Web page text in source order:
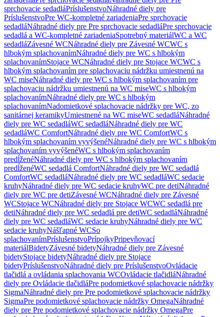
sprchovacie sedadláPríslušenstvoNáhradné diely pre
PríslušenstvoPre WC-kompletné zariadeniaPre sprchovacie
sedadláNáhradné diely pre Pre sprchovacie sedadláPre sprchovacie
sedadlá a WC-kompletné zariadeniaSpotrebný materiálWC a WC
sedadláZávesné WCNáhradné diely pre Závesné WCWC s
hlbokým splachovanímNáhradné diely pre WC s hlbokým
splachovanímStojace WCNáhradné diely pre Stojace WCWC s
hlbokým splachovaním pre splachovaciu nádržku umiestnenú na
WC miseNáhradné diely pre WC s hlbokým splachovaním pre
splachovaciu nádržku umiestnenú na WC miseWC s hlbokým
splachovanímNáhradné diely pre WC s hlbokým
splachovanímNadomietkové splachovacie nádržky pre WC, zo
sanitárnej keramikyUmiestnené na WC miseWC sedadláNáhradné
diely pre WC sedadláWC sedadláNáhradné diely pre WC
sedadláWC ComfortNáhradné diely pre WC ComfortWC s
hlbokým splachovaním vyvýšenéNáhradné diely pre WC s hlbokým
splachovaním vyvýšenéWC s hlbokým splachovaním
predĺženéNáhradné diely pre WC s hlbokým splachovaním
predĺženéWC sedadlá ComfortNáhradné diely pre WC sedadlá
ComfortWC sedadláNáhradné diely pre WC sedadláWC sedacie
kruhyNáhradné diely pre WC sedacie kruhyWC pre detiNáhradné
diely pre WC pre detiZávesné WCNáhradné diely pre Závesné
WCStojace WCNáhradné diely pre Stojace WCWC sedadlá pre
detiNáhradné diely pre WC sedadlá pre detiWC sedadláNáhradné
diely pre WC sedadláWC sedacie kruhyNáhradné diely pre WC
sedacie kruhyNášľapné WCSo
splachovanímPríslušenstvoPrípojkyPripevňovací
materiálBidetyZávesné bidetyNáhradné diely pre Závesné
bidetyStojace bidetyNáhradné diely pre Stojace
bidetyPríslušenstvoNáhradné diely pre PríslušenstvoOvládacie
tlačidlá a ovládania splachovania WCOvládacie tlačidláNáhradné
diely pre Ovládacie tlačidláPre podomietkové splachovacie nádržky
SigmaNáhradné diely pre Pre podomietkové splachovacie nádržky
SigmaPre podomietkové splachovacie nádržky OmegaNáhradné
diely pre Pre podomietkové splachovacie nádržky OmegaPre